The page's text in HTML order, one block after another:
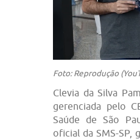
Foto: Reprodução
Clevia da Silva
gerenciada pelo
Saúde de São
oficial da SMS-SP,